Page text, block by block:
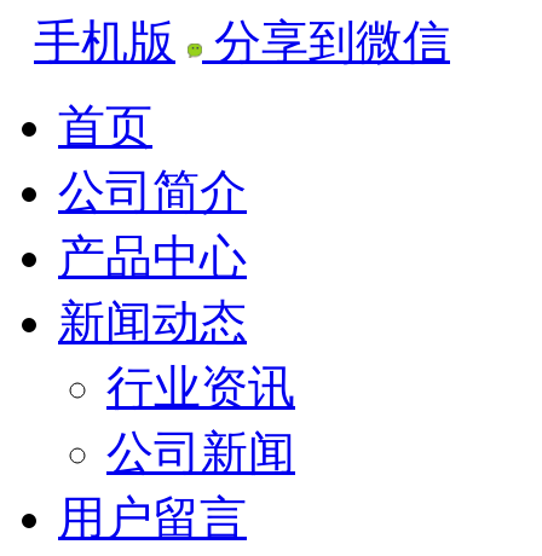
手机版
分享到微信
首页
公司简介
产品中心
新闻动态
行业资讯
公司新闻
用户留言